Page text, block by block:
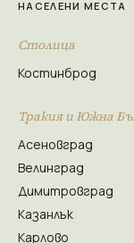
НАСЕЛЕНИ МЕСТА
Столица
Костинброд
Тракия и Южна
Асеновград
Велинград
Димитровград
Казанлък
Карлово